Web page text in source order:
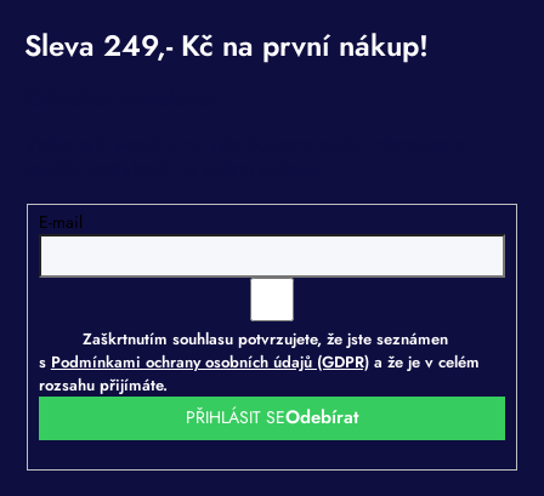
E-mail
Zaškrtnutím souhlasu potvrzujete, že jste seznámen
s Podmínkami ochrany osobních údajů (GDPR)a že je v celém
rozsahu přijímáte.
PŘIHLÁSIT SE